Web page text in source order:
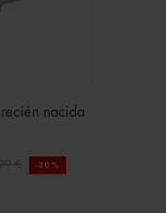
nacida
€ -30%